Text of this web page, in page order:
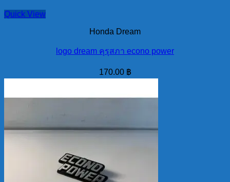
Quick View
Honda Dream
logo dream คุรุสภา econo power
170.00 ฿